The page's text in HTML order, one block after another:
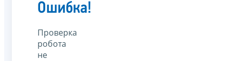
Ошибка!
Проверка
робота
не